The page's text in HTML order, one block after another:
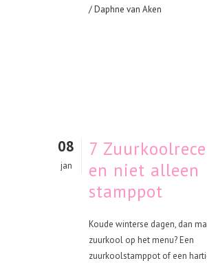
/ Daphne van Aken
08
jan
7
en niet alleen
stamppot
Koude winterse dagen, dan
zuurkool op het menu? Een
zuurkoolstamppot of een